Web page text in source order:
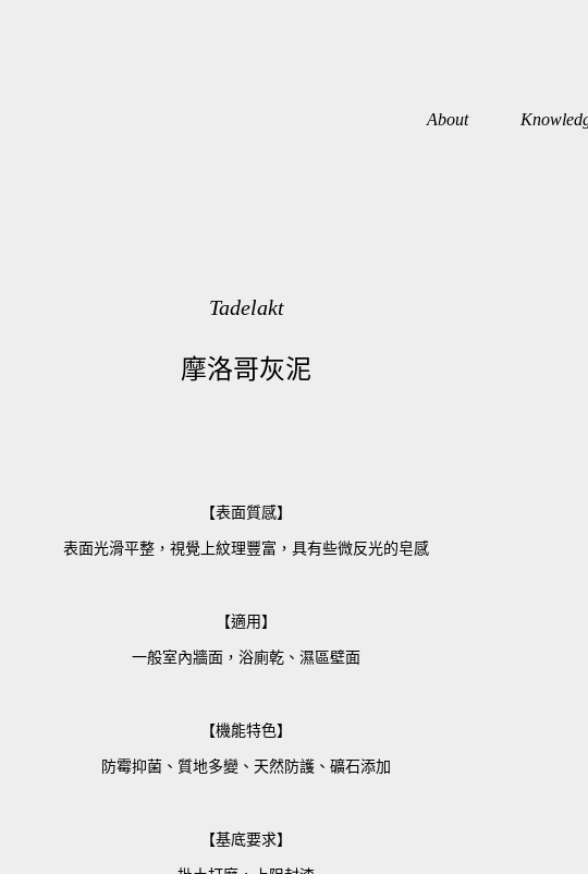
About
Tadelakt
摩洛哥灰泥
【表面質感】
表面光滑平整，視覺上紋理豐富，具有些微反光的皂感
【適用】
一般室內牆面，浴廁乾、濕區壁面
【機能特色】
防霉抑菌 、質地多變 、 天然防護 、礦石添加
【基底要求】